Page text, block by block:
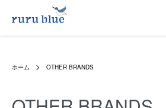
ホーム OTHER BRANDS